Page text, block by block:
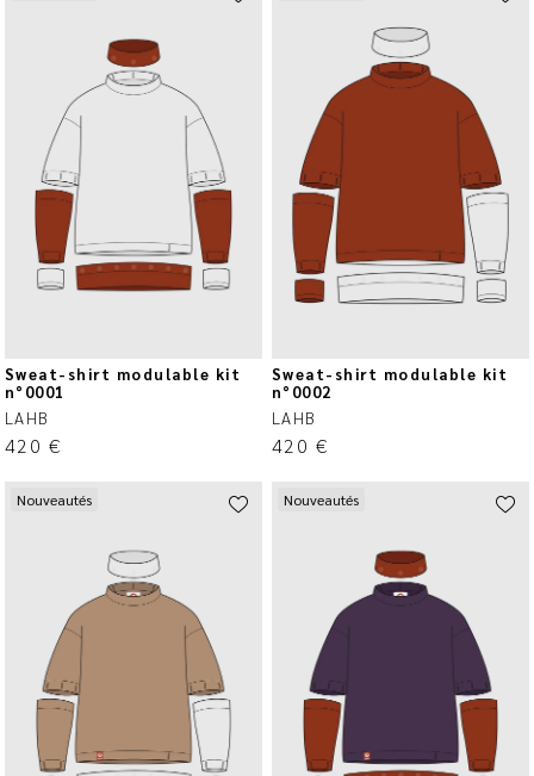
Sweat-shirt modulable kit
n°0001
LAHB
420 €
Sweat-shirt modulable kit
n°0002
LAHB
420 €
Nouveautés Nouveautés